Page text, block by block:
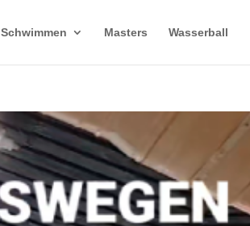
Schwimmen Masters Wasserball